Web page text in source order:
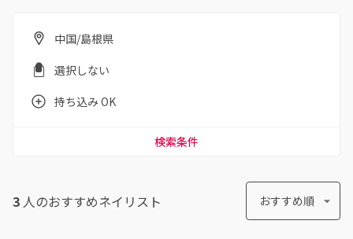
中国/島根県
選択しない
持ち込み OK
検索条件
3 人のおすすめネイリスト おすすめ順